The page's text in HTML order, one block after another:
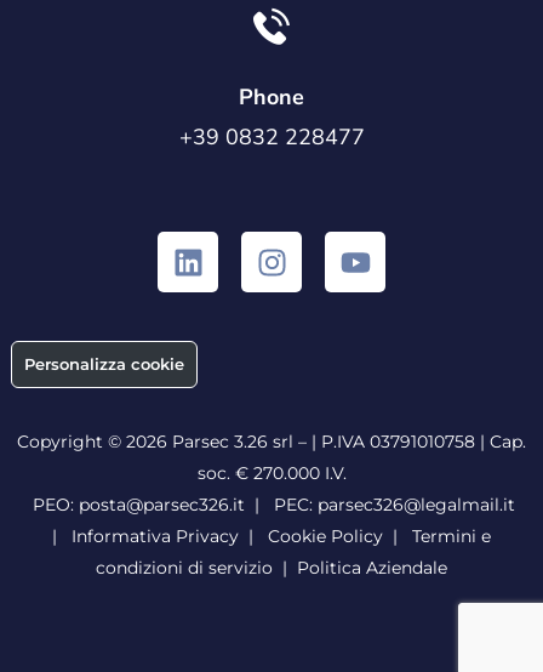
Phone
+39 0832 228477
Copyright © 2026 Parsec 3.26 srl – | P.IVA 03791010758 | Cap.
soc. € 270.000 I.V.
PEO: posta@parsec326.it | PEC: parsec326@legalmail.it
|
Informativa Privacy | Cookie Policy |
Termini e
condizioni di servizio | Politica Aziendale
Personalizza cookie